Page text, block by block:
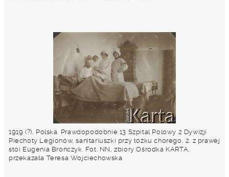
1919 (?), Polska. Prawdopodobnie 13 Szpital Polowy 2 Dywizji
Piechoty Legionów, sanitariuszki przy łóżku chorego, 2. z prawej
stoi Eugenia Brończyk. Fot. NN, zbiory Ośrodka KARTA,
przekazała Teresa Wojciechowska